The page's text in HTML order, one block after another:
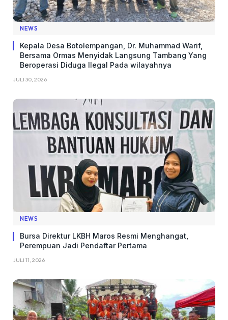
NEWS
Kepala Desa Botolempangan, Dr. Muhammad Warif,
Bersama Ormas Menyidak Langsung Tambang Yang
Beroperasi Diduga Ilegal Pada wilayahnya
JULI 30, 2026
NEWS
Bursa Direktur LKBH Maros Resmi Menghangat,
Perempuan Jadi Pendaftar Pertama
JULI 11, 2026